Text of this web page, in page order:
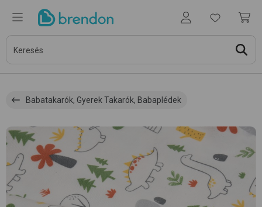
Babatakarók, Gyerek Takarók, Babaplédek